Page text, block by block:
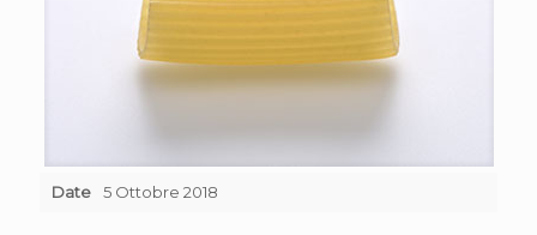
Date 5 Ottobre 2018